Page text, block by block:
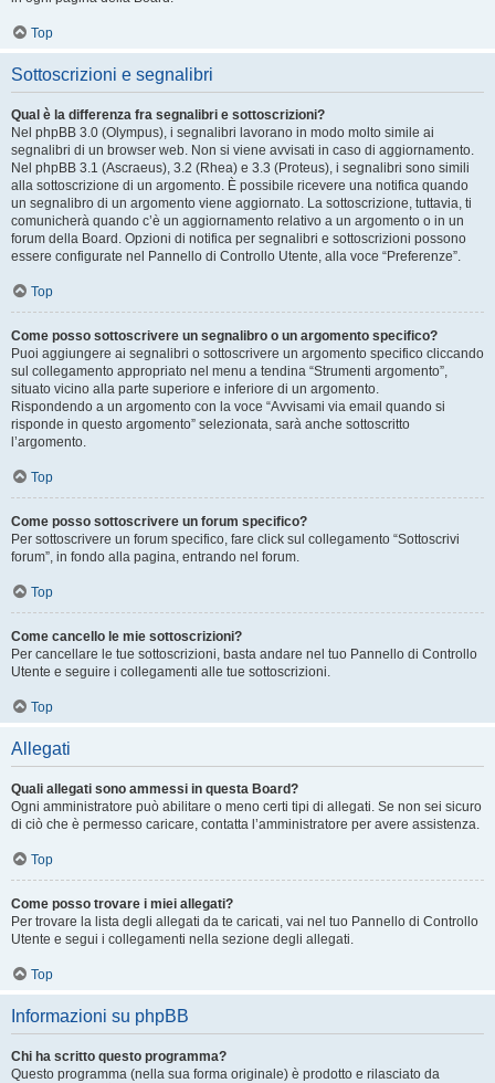
Top
Sottoscrizioni e segnalibri
Qual è la differenza fra segnalibri e sottoscrizioni?
Nel phpBB 3.0 (Olympus), i segnalibri lavorano in modo molto simile ai
segnalibri di un browser web. Non si viene avvisati in caso di aggiornamento.
Nel phpBB 3.1 (Ascraeus), 3.2 (Rhea) e 3.3 (Proteus), i segnalibri sono simili
alla sottoscrizione di un argomento. È possibile ricevere una notifica quando
un segnalibro di un argomento viene aggiornato. La sottoscrizione, tuttavia, ti
comunicherà quando c’è un aggiornamento relativo a un argomento o in un
forum della Board. Opzioni di notifica per segnalibri e sottoscrizioni possono
essere configurate nel Pannello di Controllo Utente, alla voce “Preferenze”.
Top
Come posso sottoscrivere un segnalibro o un argomento specifico?
Puoi aggiungere ai segnalibri o sottoscrivere un argomento specifico cliccando
sul collegamento appropriato nel menu a tendina “Strumenti argomento”,
situato vicino alla parte superiore e inferiore di un argomento.
Rispondendo a un argomento con la voce “Avvisami via email quando si
risponde in questo argomento” selezionata, sarà anche sottoscritto
l’argomento.
Top
Come posso sottoscrivere un forum specifico?
Per sottoscrivere un forum specifico, fare click sul collegamento “Sottoscrivi
forum”, in fondo alla pagina, entrando nel forum.
Top
Come cancello le mie sottoscrizioni?
Per cancellare le tue sottoscrizioni, basta andare nel tuo Pannello di Controllo
Utente e seguire i collegamenti alle tue sottoscrizioni.
Top
Allegati
Quali allegati sono ammessi in questa Board?
Ogni amministratore può abilitare o meno certi tipi di allegati. Se non sei sicuro
di ciò che è permesso caricare, contatta l’amministratore per avere assistenza.
Top
Come posso trovare i miei allegati?
Per trovare la lista degli allegati da te caricati, vai nel tuo Pannello di Controllo
Utente e segui i collegamenti nella sezione degli allegati.
Top
Informazioni su phpBB
Chi ha scritto questo programma?
Questo programma (nella sua forma originale) è prodotto e rilasciato da